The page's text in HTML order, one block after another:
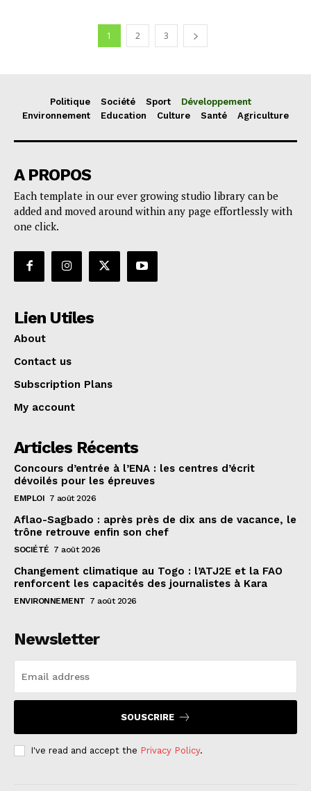
1 2 3
Politique Société Sport
Développement
Environnement
Education Culture Santé Agriculture
A PROPOS
Each template in our ever growing studio library can be
added and moved around within any page effortlessly with
one click.
Lien Utiles
About
Contact us
Subscription Plans
My account
Articles Récents
Concours d’entrée à l’ENA : les centres d’écrit
dévoilés pour les épreuves
EMPLOI 7 août 2026
Aflao-Sagbado : après près de dix ans de vacance, le
trône retrouve enfin son chef
SOCIÉTÉ 7 août 2026
Changement climatique au Togo : l’ATJ2E et la FAO
renforcent les capacités des journalistes à Kara
ENVIRONNEMENT 7 août 2026
Newsletter
SOUSCRIRE
I've read and accept the Privacy Policy.